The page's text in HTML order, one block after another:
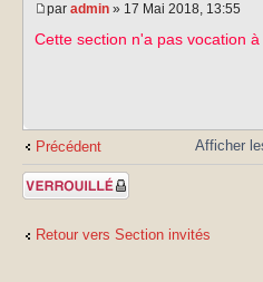
par admin » 17 Mai 2018, 13:55
Cette section n'a pas vocation
Précédent Afficher
Sujet verrouillé
Retour vers Section invités